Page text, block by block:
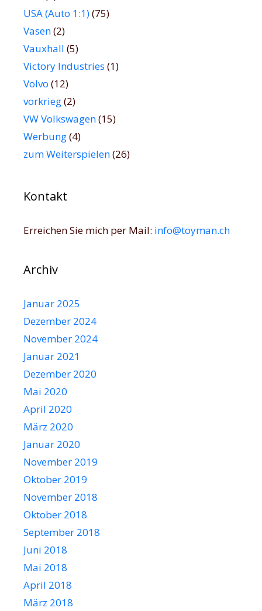
USA (Auto 1:1)(75)
Vasen(2)
Vauxhall (5)
Victory Industries (1)
Volvo (12)
vorkrieg(2)
VW Volkswagen(15)
Werbung(4)
zum Weiterspielen(26)
Kontakt
Erreichen Sie mich per Mail: info@toyman.ch
Archiv
Januar 2025
Dezember 2024
November 2024
Januar 2021
Dezember 2020
Mai 2020
April 2020
März 2020
Januar 2020
November 2019
Oktober 2019
November 2018
Oktober 2018
September 2018
Juni 2018
Mai 2018
April 2018
März 2018